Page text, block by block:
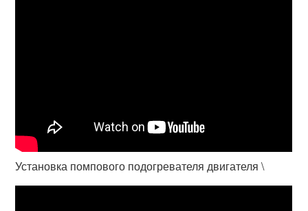
Установка помпового подогревателя двигателя \